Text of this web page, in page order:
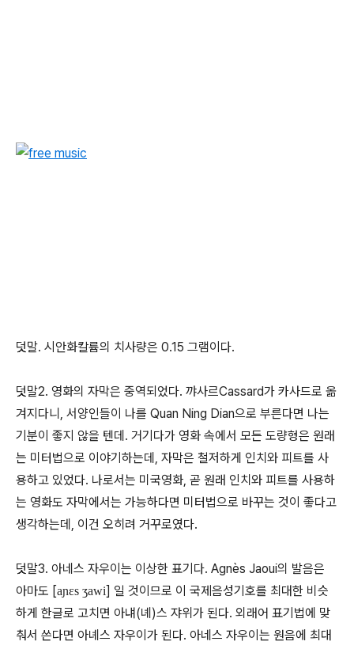
덧말. 시안화칼륨의 치사량은 0.15 그램이다.
덧말2. 영화의 자막은 중역되었다. 꺄사르Cassard가 카사드로 옮
겨지다니, 서양인들이 나를 Quan Ning Dian으로 부른다면 나는
기분이 좋지 않을 텐데. 거기다가 영화 속에서 모든 도량형은 원래
는 미터법으로 이야기하는데, 자막은 철저하게 인치와 피트를 사
용하고 있었다. 나로서는 미국영화, 곧 원래 인치와 피트를 사용하
는 영화도 자막에서는 가능하다면 미터법으로 바꾸는 것이 좋다고
생각하는데, 이건 오히려 거꾸로였다.
덧말3. 아네스 자우이는 이상한 표기다. Agnès Jaoui의 발음은
아마도 [aɲεs ʒawi] 일 것이므로 이 국제음성기호를 최대한 비슷
하게 한글로 고치면 아냬(녜)스 쟈위가 된다. 외래어 표기법에 맞
춰서 쓴다면 아녜스 자우이가 된다. 아네스 자우이는 원음에 최대